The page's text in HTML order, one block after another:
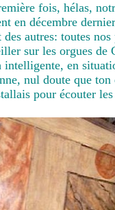
fois, hélas,
en décembre
des autres: toutes
sur les orgues de
intelligente, en
nul doute que
pour écouter